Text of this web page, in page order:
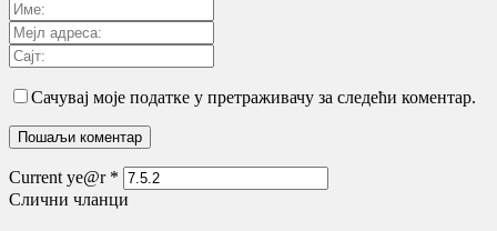
Сачувај моје податке у претраживачу за следећи коментар.
Current ye@r *
Слични чланци